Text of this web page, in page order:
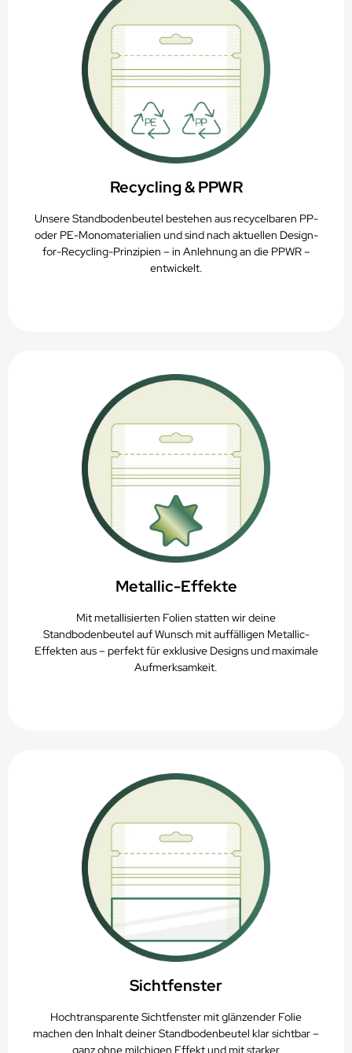
Recycling & PPWR
Unsere Standbodenbeutel bestehen aus recycelbaren PP-
oder PE-Monomaterialien und sind nach aktuellen Design-
for-Recycling-Prinzipien – in Anlehnung an die PPWR –
entwickelt.
Metallic-Effekte
Mit metallisierten Folien statten wir deine
Standbodenbeutel auf Wunsch mit auffälligen Metallic-
Effekten aus – perfekt für exklusive Designs und maximale
Aufmerksamkeit.
Sichtfenster
Hochtransparente Sichtfenster mit glänzender Folie
machen den Inhalt deiner Standbodenbeutel klar sichtbar –
ganz ohne milchigen Effekt und mit starker